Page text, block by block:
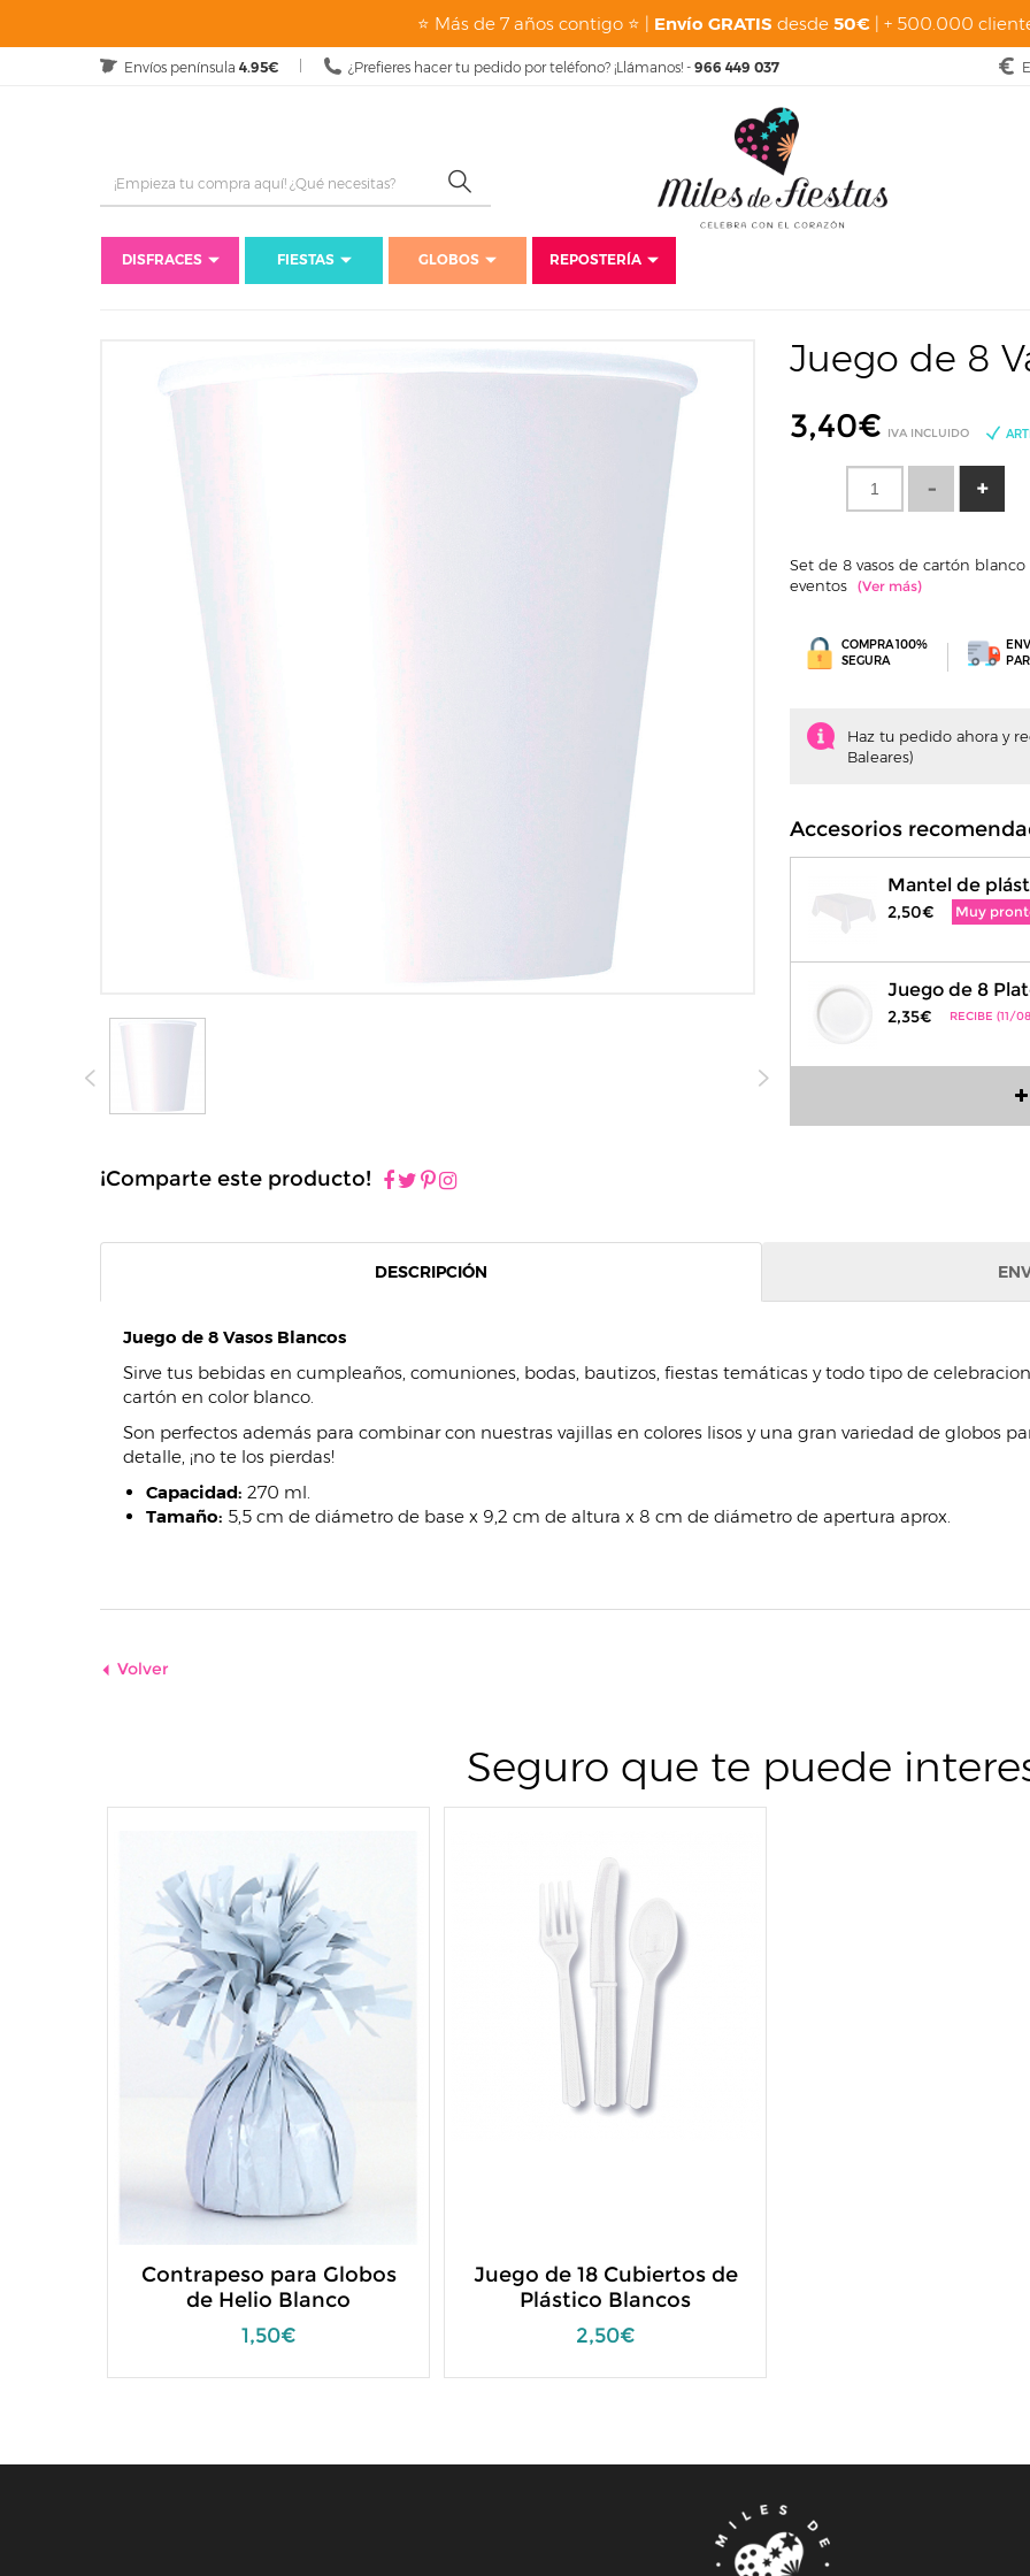
⭐ Más de 7 años contigo ⭐ | Envío GRATIS desde 50€ | + 500.000
Envíos península 4.95€ ¿Prefieres hacer tu pedido por teléfono? ¡Llámanos! - 966 449 037
DISFRACES FIESTAS GLOBOS
REPOSTERÍA
Inicio
Fiestas Cumpleaños Adultos
¡Comparte este producto!
Juego de 8
3,40€ IVA INCLUIDO
Set de 8 vasos de cartón
eventos
COMPRA 100%
SEGURA
Haz tu pedido ahora y
Baleares)
Accesorios
Mantel de
2,50€ Muy
Juego de 8
2,35€ RECIBE (11/
DESCRIPCIÓN
Juego de 8 Vasos Blancos
Sirve tus bebidas en cumpleaños, comuniones, bodas, bautizos, fiestas temáticas y todo tipo de
cartón en color blanco.
Son perfectos además para combinar con nuestras vajillas en colores lisos y una gran variedad de globos
detalle, ¡no te los pierdas!
Capacidad: 270 ml.
Tamaño: 5,5 cm de diámetro de base x 9,2 cm de altura x 8 cm de diámetro de apertura aprox.
Volver
Seguro que te puede
Contrapeso para Globos
de Helio Blanco
1,50€
Juego de 18 Cubiertos de
Plástico Blancos
2,50€